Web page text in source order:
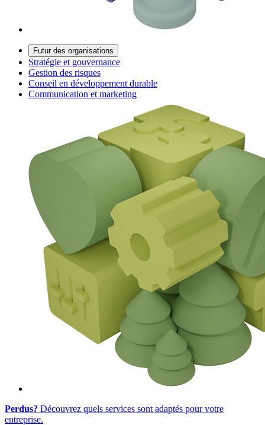
Futur des organisations
Stratégie et gouvernance
Gestion des risques
Conseil en développement durable
Communication et marketing
Perdus? Découvrez quels services sont adaptés pour votre
entreprise.